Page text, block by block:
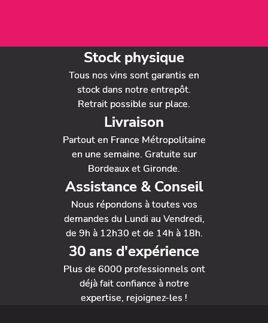
Stock physique
Tous nos vins sont garantis en
stock dans notre entrepôt.
Retrait possible sur place.
Livraison
Partout en France Métropolitaine
en une semaine. Gratuite sur
Bordeaux et Gironde.
Assistance & Conseil
Nous répondons à toutes vos
demandes du Lundi au Vendredi,
de 9h à 12h30 et de 14h à 18h.
30 ans d'expérience
Plus de 6000 professionnels ont
déjà fait confiance à notre
expertise, rejoignez-les !